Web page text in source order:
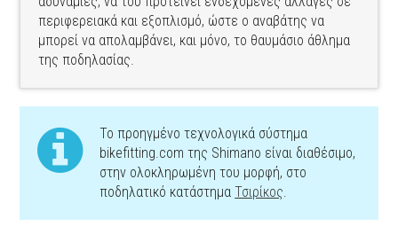
περιφερειακά και εξοπλισμό, ώστε ο αναβάτης να
μπορεί να απολαμβάνει, και μόνο, το θαυμάσιο άθλημα
της ποδηλασίας.
Το προηγμένο τεχνολογικά σύστημα
bikefitting.com της Shimano είναι διαθέσιμο,
στην ολοκληρωμένη του μορφή, στο
ποδηλατικό κατάστημαΤσιρίκος.